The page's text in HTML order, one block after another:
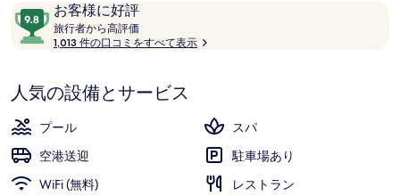
は
￥124,905
口
コ
ミ
お客様に好評
10
段
階
9.8、
お
客
様
に
好
旅行者から高評価
行
ら
1,013 件の口コミをすべて表示
人気の設備とサービス
プール
スパ
空港送迎
駐車場あり
WiFi (無料)
レストラン